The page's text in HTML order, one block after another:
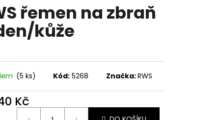
řemen na zbraň
kůže
(5 ks) Kód: 5268 Značka:RWS
Kč
Následující